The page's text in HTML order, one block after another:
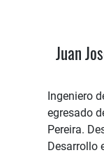
Juan
Ingeniero
egresado
Pereira.
Desarrollo